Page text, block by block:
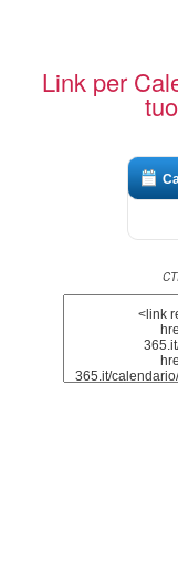
Link per